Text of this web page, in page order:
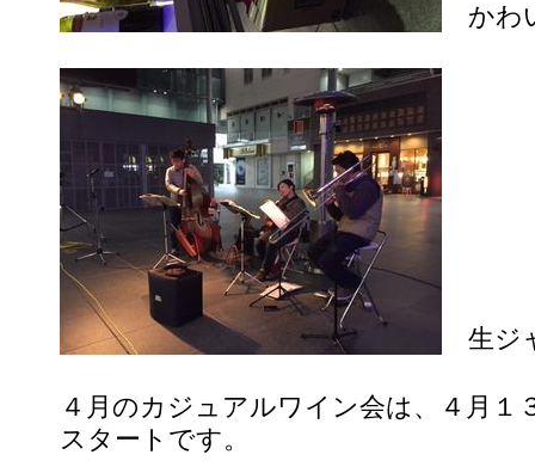
かわ
生ジ
４月のカジュアルワイン会は、４月１
スタートです。